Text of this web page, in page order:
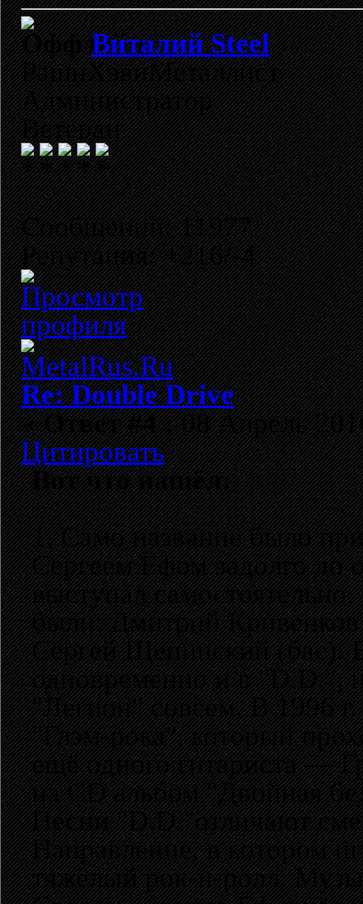
Виталий Steel
РашнХэвиМеталлист
Администратор
Ветеран
Сообщений: 11977
Репутация: +216/-4
Re: Double Drive
«Ответ #4 :08 Апрель
Цитировать
Вот что нашёл:
1. Само название было
Сергеем Ёфом задолго до
выступал
были: Дмитрий Кривенков
Сергей Щепинский (бас).
одновременно и в "D.D.",
"Легион" совсем. В 1996
"Глэм-рока", который
ещё одного гитариста —
на CD альбом "Двойная
Песни "D.D."отличают
Направление, в котором
тяжёлый рок-н-ролл.